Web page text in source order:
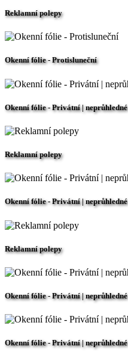
Reklamní polepy
Okenní fólie - Protisluneční
Okenní fólie - Privátní | neprůhledné
Reklamní polepy
Okenní fólie - Privátní | neprůhledné
Reklamní polepy
Okenní fólie - Privátní | neprůhledné
Okenní fólie - Privátní | neprůhledné